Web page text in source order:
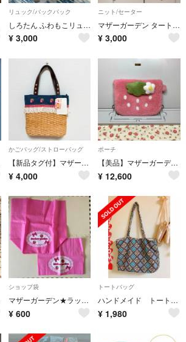
リュック/バックパック
しろたん ふわもこリュック ほぼ美品
¥ 3,000
ニット/セーター
マザーガーデン タートルニット
¥ 3,000
かごバッグ/ストローバッグ
【新品タグ付】マザーガーデン 野いちご かごバッグ 刺繍 ロリータ
¥ 4,000
ポーチ
【美品】マザーガーデン いちご ポーチ ポケットティッシュケース 小物入れ レア
¥ 12,600
ショップ袋
マザーガーデン★ラッピング袋2枚
¥ 600
トートバッグ
ハンドメイド トートバッグ マザーズバッグにも イチゴ ロリータ 姫かわいい
¥ 1,980